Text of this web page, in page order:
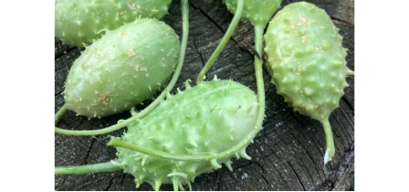
hvězdiček.